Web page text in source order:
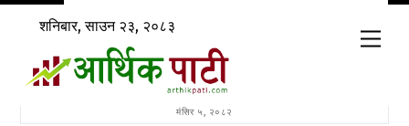
Skip
content
शनिबार, साउन २३, २०८३
मंसिर ५, २०८२